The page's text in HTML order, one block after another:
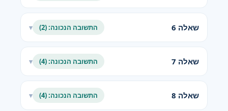
שאלה 6 התשובה הנכונה: (2) ▾
שאלה 7 התשובה הנכונה: (4) ▾
שאלה 8 התשובה הנכונה: (4) ▾